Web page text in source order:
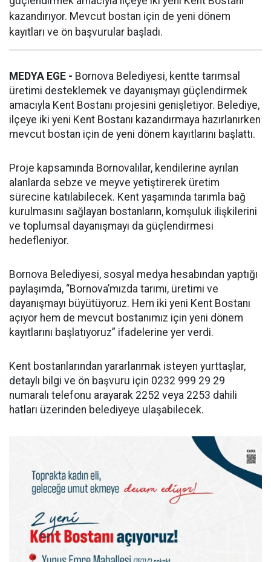
kazandırıyor. Mevcut bostan için de yeni dönem
kayıtları ve ön başvurular başladı.
MEDYA EGE - Bornova Belediyesi, kentte tarımsal
üretimi desteklemek ve dayanışmayı güçlendirmek
amacıyla Kent Bostanı projesini genişletiyor. Belediye,
ilçeye iki yeni Kent Bostanı kazandırmaya hazırlanırken
mevcut bostan için de yeni dönem kayıtlarını başlattı.
Proje kapsamında Bornovalılar, kendilerine ayrılan
alanlarda sebze ve meyve yetiştirerek üretim
sürecine katılabilecek. Kent yaşamında tarımla bağ
kurulmasını sağlayan bostanların, komşuluk ilişkilerini
ve toplumsal dayanışmayı da güçlendirmesi
hedefleniyor.
Bornova Belediyesi, sosyal medya hesabından yaptığı
paylaşımda, “Bornova’mızda tarımı, üretimi ve
dayanışmayı büyütüyoruz. Hem iki yeni Kent Bostanı
açıyor hem de mevcut bostanımız için yeni dönem
kayıtlarını başlatıyoruz” ifadelerine yer verdi.
Kent bostanlarından yararlanmak isteyen yurttaşlar,
detaylı bilgi ve ön başvuru için 0232 999 29 29
numaralı telefonu arayarak 2252 veya 2253 dahili
hatları üzerinden belediyeye ulaşabilecek.